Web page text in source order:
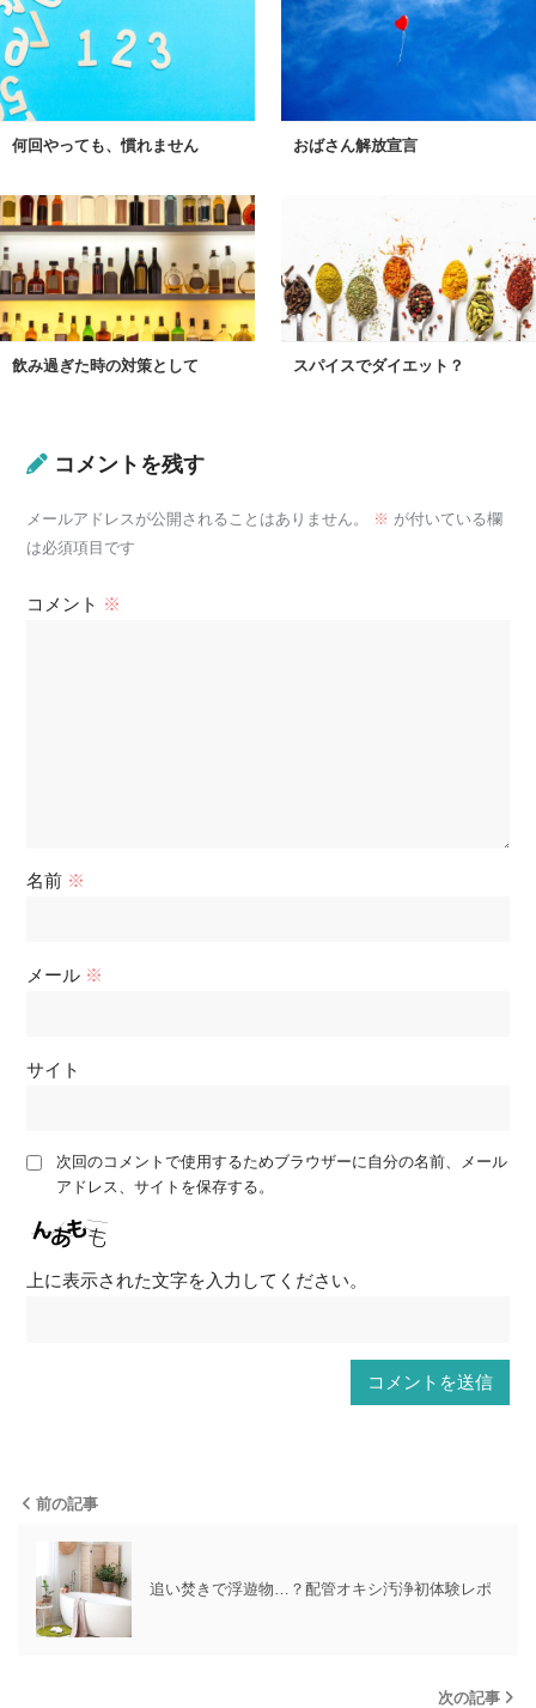
何回やっても、慣れません おばさん解放宣言
飲み過ぎた時の対策として スパイスでダイエット？
コメントを残す
メールアドレスが公開されることはありません。 ※ が付いている欄
は必須項目です
コメント ※
名前 ※
メール ※
サイト
次回のコメントで使用するためブラウザーに自分の名前、メール
アドレス、サイトを保存する。
上に表示された文字を入力してください。
前の記事
追い焚きで浮遊物…？配管オキシ汚浄初体験レポ
次の記事